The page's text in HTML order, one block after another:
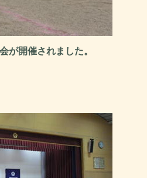
が開催されました。